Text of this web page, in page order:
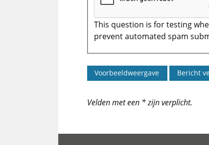
This question is for testing
prevent automated spam
Velden met een * zijn verplicht.